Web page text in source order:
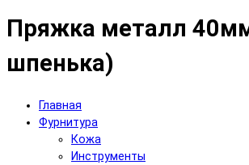
Пряжка металл
шпенька)
Главная
Фурнитура
Кожа
Инструменты